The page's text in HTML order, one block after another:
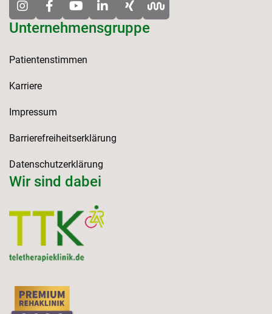
Unternehmensgruppe
Patientenstimmen
Karriere
Impressum
Barrierefreiheitserklärung
Datenschutzerklärung
Wir sind dabei